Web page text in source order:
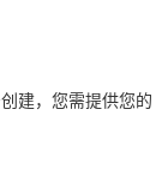
建，您需提供您的